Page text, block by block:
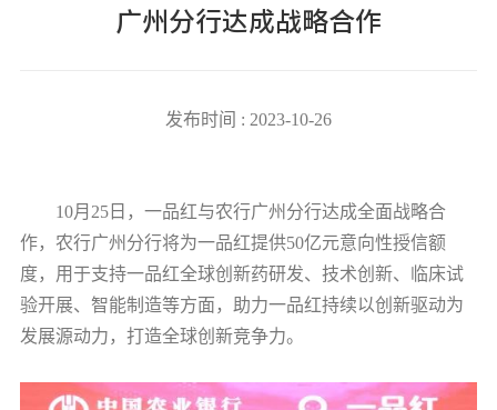
广州分行达成战略合作
发布时间 : 2023-10-26
10月25日，一品红与农行广州分行达成全面战略合
作，农行广州分行将为一品红提供50亿元意向性授信额
度，用于支持一品红全球创新药研发、技术创新、临床试
验开展、智能制造等方面，助力一品红持续以创新驱动为
发展源动力，打造全球创新竞争力。